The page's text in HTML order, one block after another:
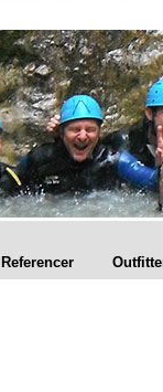
Referencer